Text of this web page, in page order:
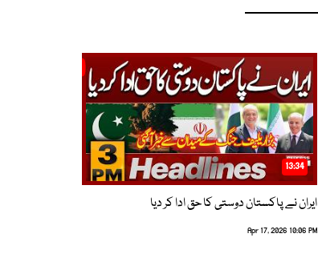
13:34
ایران نے پاکستان دوستی کا حق ادا کر دیا
Apr 17, 2026 10:06 PM